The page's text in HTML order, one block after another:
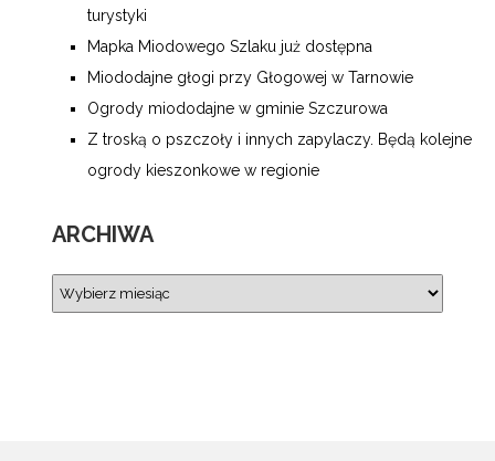
turystyki
Mapka Miodowego Szlaku już dostępna
Miododajne głogi przy Głogowej w Tarnowie
Ogrody miododajne w gminie Szczurowa
Z troską o pszczoły i innych zapylaczy. Będą kolejne
ogrody kieszonkowe w regionie
ARCHIWA